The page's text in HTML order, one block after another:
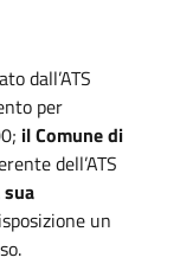
dall’ATS
per
il Comune di
dell’ATS
un